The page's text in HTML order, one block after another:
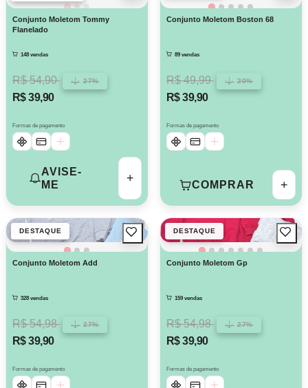
Conjunto Moletom Tommy
Flanelado
148 vendas
R$ 54,90 27%
R$ 39,90
Formas de pagamento
AVISE-
ME
+
Conjunto Moletom Boston 68
89 vendas
R$ 49,99 20%
R$ 39,90
Formas de pagamento
COMPRAR +
DESTAQUE
Conjunto Moletom Add
328 vendas
R$ 54,98 27%
R$ 39,90
Formas de pagamento
DESTAQUE
Conjunto Moletom Gp
159 vendas
R$ 54,98 27%
R$ 39,90
Formas de pagamento